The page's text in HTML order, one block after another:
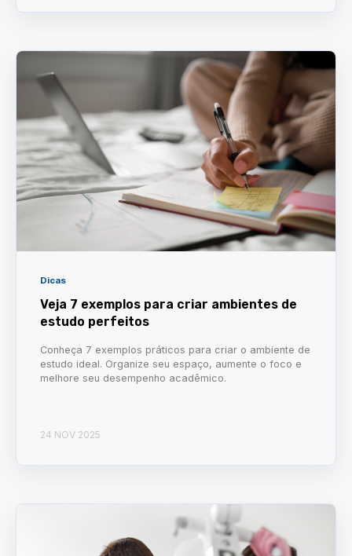
Dicas
Veja 7 exemplos para criar ambientes de
estudo perfeitos
Conheça 7 exemplos práticos para criar o ambiente de
estudo ideal. Organize seu espaço, aumente o foco e
melhore seu desempenho acadêmico.
24 NOV 2025